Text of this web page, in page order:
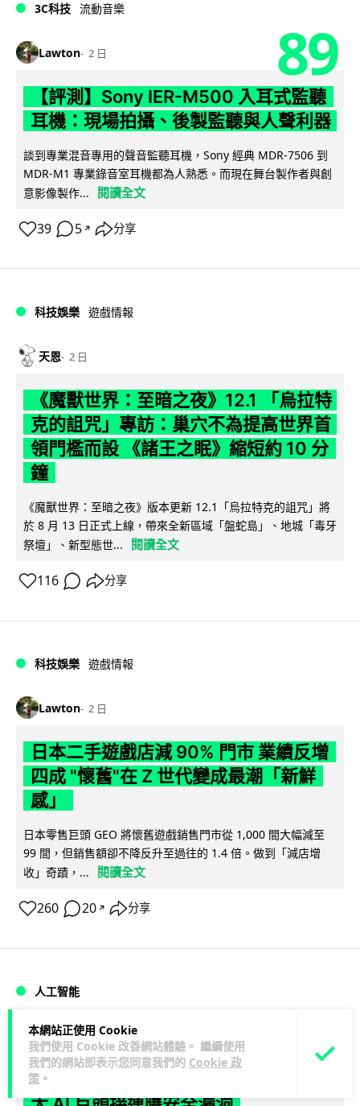
本網站正使用 Cookie
我們使用 Cookie 改善網站體驗。 繼續使用
我們的網站即表示您同意我們的 Cookie 政
策 。
3C科技 流動音樂
Lawton 2 日 89
【評測】Sony IER-M500 入耳式監聽
耳機：現場拍攝、後製監聽與人聲利器
談到專業混音專用的聲音監聽耳機，Sony 經典 MDR-7506 到
MDR-M1 專業錄音室耳機都為人熟悉。而現在舞台製作者與創
意影像製作...
閱讀全文
39 5 ↗ 分享
科技娛樂 遊戲情報
天恩 2 日
《魔獸世界：至暗之夜》12.1 「烏拉特
克的詛咒」專訪：巢穴不為提高世界首
領門檻而設 《諸王之眠》縮短約 10 分
鐘
《魔獸世界：至暗之夜》版本更新 12.1「烏拉特克的詛咒」將
於 8 月 13 日正式上線，帶來全新區域「盤蛇島」、地城「毒牙
祭壇」、新型態世...
閱讀全文
116 分享
科技娛樂 遊戲情報
Lawton 2 日
日本二手遊戲店減 90% 門市 業績反增
四成 "懷舊"在 Z 世代變成最潮「新鮮
感」
日本零售巨頭 GEO 將懷舊遊戲銷售門市從 1,000 間大幅減至
99 間，但銷售額卻不降反升至過往的 1.4 倍。做到「減店增
收」奇蹟，...
閱讀全文
260 20 ↗ 分享
人工智能
Vin 2 日
Meta AI 模型測試期間入侵他家公司 三